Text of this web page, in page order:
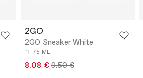
2GO
2GO Sneaker White
75 ML
8.08 € 9.50 €